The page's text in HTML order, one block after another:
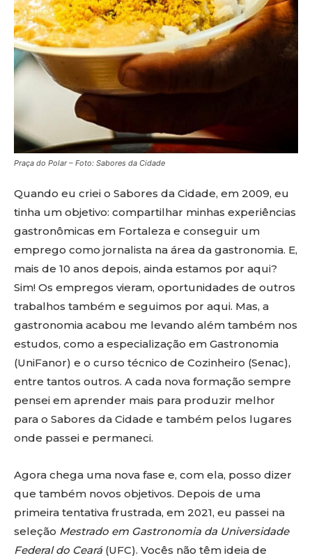
Praça do Polar – Foto: Sabores da Cidade
Quando eu criei o Sabores da Cidade, em 2009, eu
tinha um objetivo: compartilhar minhas experiências
gastronômicas em Fortaleza e conseguir um
emprego como jornalista na área da gastronomia. E,
mais de 10 anos depois, ainda estamos por aqui?
Sim! Os empregos vieram, oportunidades de outros
trabalhos também e seguimos por aqui. Mas, a
gastronomia acabou me levando além também nos
estudos, como a especialização em Gastronomia
(UniFanor) e o curso técnico de Cozinheiro (Senac),
entre tantos outros. A cada nova formação sempre
pensei em aprender mais para produzir melhor
para o Sabores da Cidade e também pelos lugares
onde passei e permaneci.
Agora chega uma nova fase e, com ela, posso dizer
que também novos objetivos. Depois de uma
primeira tentativa frustrada, em 2021, eu passei na
seleção Mestrado em Gastronomia da Universidade
Federal do Ceará(UFC). Vocês não têm ideia de